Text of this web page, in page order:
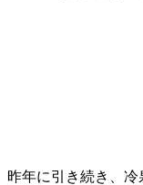
昨年に引き続き、